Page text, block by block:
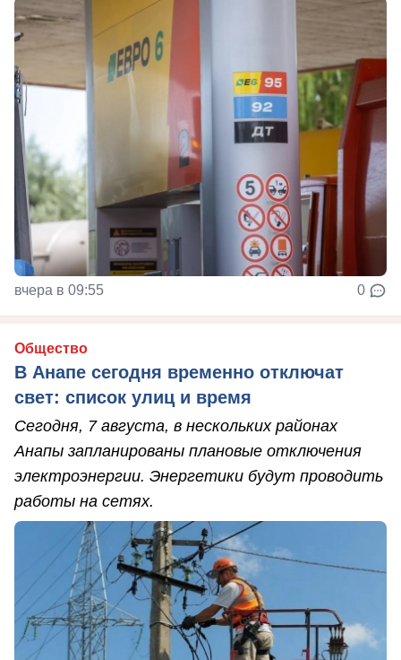
вчера в 09:55 0
Общество
В Анапе сегодня временно отключат
свет: список улиц и время
Сегодня, 7 августа, в нескольких районах
Анапы запланированы плановые отключения
электроэнергии. Энергетики будут проводить
работы на сетях.